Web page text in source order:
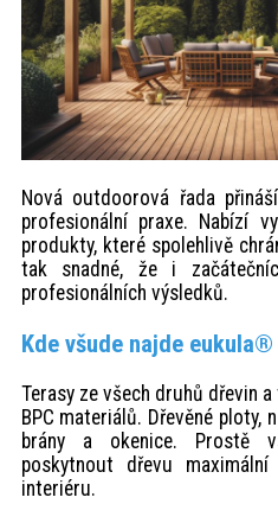
Nová outdoorová řada
profesionální praxe. Nabízí
produkty, které spolehlivě
tak snadné, že i
profesionálních výsledků.
Kde všude najde eukula®
Terasy ze všech druhů dřevin
BPC materiálů. Dřevěné ploty,
brány a okenice. Prostě
poskytnout dřevu
interiéru.